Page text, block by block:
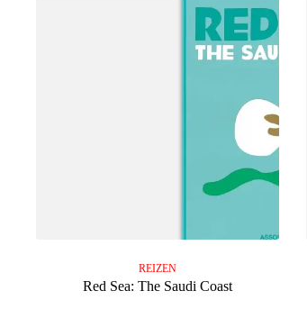
REIZEN
Red Sea: The Saudi Coast